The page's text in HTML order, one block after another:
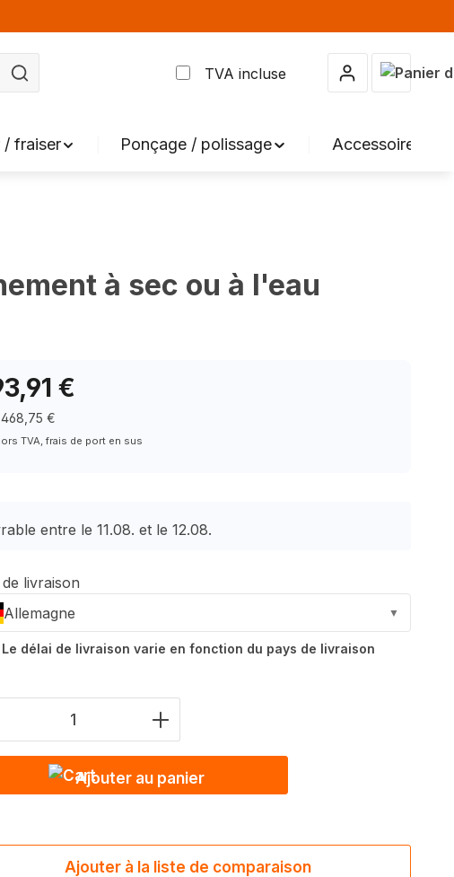
TVA incluse
Le
/ fraiser Ponçage / polissage Accessoires
à sec ou à l'eau
€
€
TVA, frais de port en sus
entre le 11.08. et le 12.08.
livraison
Allemagne
▼
Le délai de livraison varie en fonction du pays de livraison
de produits : saisis la valeur
Ajouter au panier
Ajouter à la liste de comparaison